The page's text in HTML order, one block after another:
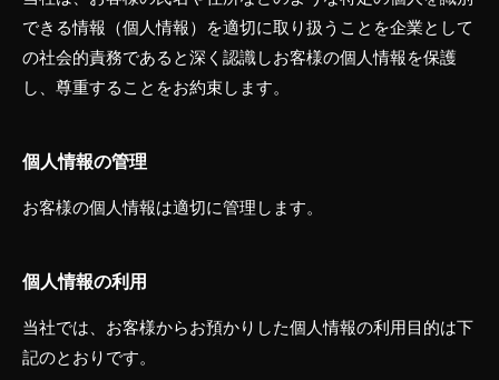
ス
ジ
できる情報（個人情報）を適切に取り扱うことを企業として
の社会的責務であると深く認識しお客様の個人情報を保護
し、尊重することをお約束します。
個人情報の管理
お客様の個人情報は適切に管理します。
個人情報の利用
当社では、お客様からお預かりした個人情報の利用目的は下
記のとおりです。